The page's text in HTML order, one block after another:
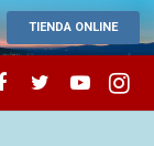
TIENDA ONLINE